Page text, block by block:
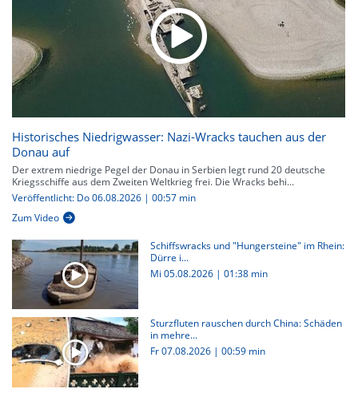
Historisches Niedrigwasser: Nazi-Wracks tauchen aus der
Donau auf
Der extrem niedrige Pegel der Donau in Serbien legt rund 20 deutsche
Kriegsschiffe aus dem Zweiten Weltkrieg frei. Die Wracks behi...
Veröffentlicht: Do 06.08.2026 | 00:57 min
Zum Video
Schiffswracks und "Hungersteine" im Rhein:
Dürre i...
Mi 05.08.2026 | 01:38 min
Sturzfluten rauschen durch China: Schäden
in mehre...
Fr 07.08.2026 | 00:59 min